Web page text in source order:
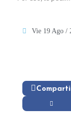
Vie 19 Ago /